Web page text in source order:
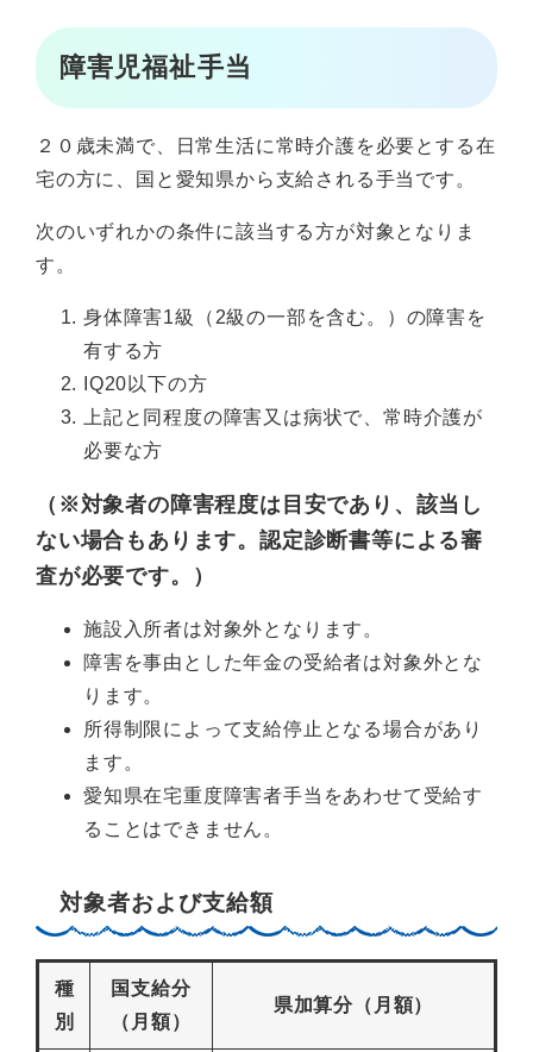
障害児福祉手当
２０歳未満で、日常生活に常時介護を必要とする在
宅の方に、国と愛知県から支給される手当です。
次のいずれかの条件に該当する方が対象となりま
す。
身体障害1級（2級の一部を含む。）の障害を
有する方
IQ20以下の方
上記と同程度の障害又は病状で、常時介護が
必要な方
（※対象者の障害程度は目安であり、該当し
ない場合もあります。認定診断書等による審
査が必要です。）
施設入所者は対象外となります。
障害を事由とした年金の受給者は対象外とな
ります。
所得制限によって支給停止となる場合があり
ます。
愛知県在宅重度障害者手当をあわせて受給す
ることはできません。
対象者および支給額
種
別
国支給分
（月額）
県加算分（月額）